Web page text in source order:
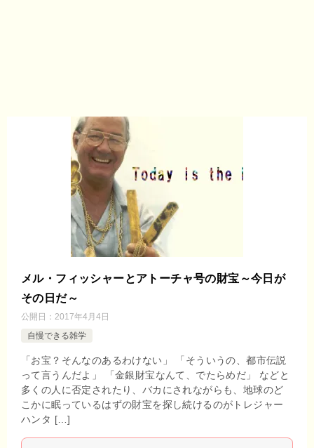
メル・フィッシャーとアトーチャ号の財宝～今日が
その日だ～
公開日： 2017年4月4日
自慢できる雑学
「お宝？そんなのあるわけない」 「そういうの、都市伝説
って言うんだよ」 「金銀財宝なんて、でたらめだ」 などと
多くの人に否定されたり、バカにされながらも、地球のど
こかに眠っているはずの財宝を探し続けるのがトレジャー
ハンタ […]